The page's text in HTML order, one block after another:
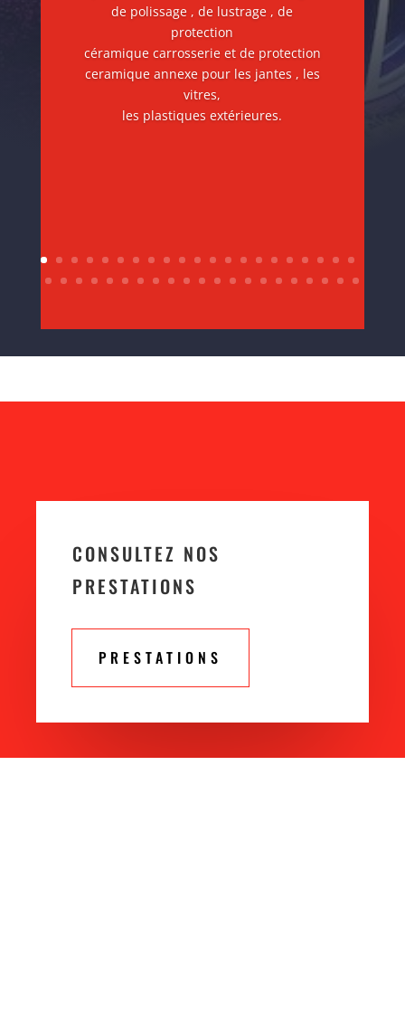
de polissage , de lustrage , de
protection
céramique carrosserie et de protection
ceramique annexe pour les jantes , les
vitres,
les plastiques extérieures.
CONSULTEZ NOS
PRESTATIONS
PRESTATIONS